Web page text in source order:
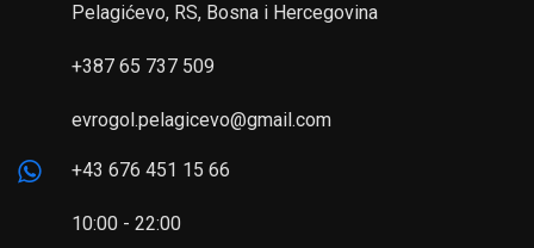
Pelagićevo, RS, Bosna i Hercegovina
+387 65 737 509
evrogol.pelagicevo@gmail.com
+43 676 451 15 66
10:00 - 22:00